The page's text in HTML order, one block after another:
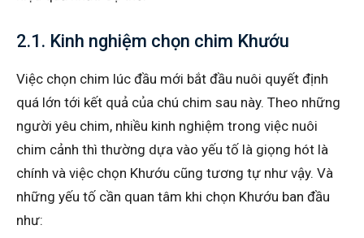
2.1. Kinh nghiệm chọn chim Khướu
Việc chọn chim lúc đầu mới bắt đầu nuôi quyết định
quá lớn tới kết quả của chú chim sau này. Theo những
người yêu chim, nhiều kinh nghiệm trong việc nuôi
chim cảnh thì thường dựa vào yếu tố là giọng hót là
chính và việc chọn Khướu cũng tương tự như vậy. Và
những yếu tố cần quan tâm khi chọn Khướu ban đầu
như: